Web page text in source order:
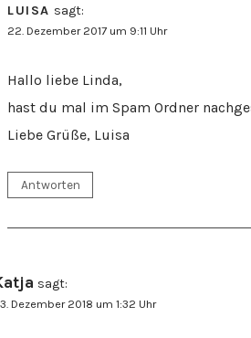
LUISA sagt:
22. Dezember 2017 um 9:11 Uhr
Hallo liebe Linda,
hast du mal im Spam Ordner
Liebe Grüße, Luisa
Antworten
sagt:
Dezember 2018 um 1:32 Uhr